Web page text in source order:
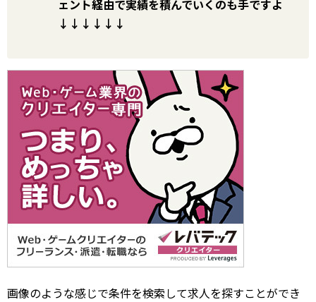
ェント経由で実績を積んでいくのも手ですよ
↓↓↓↓↓↓
画像のような感じで条件を検索して求人を探すことができ